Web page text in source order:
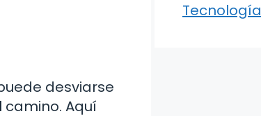
desviarse
Aquí
Tecnología